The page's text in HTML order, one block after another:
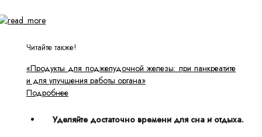
Читайте также!
«Продукты для поджелудочной железы: при панкреатите
и для улучшения работы органа»
Подробнее
Уделяйте достаточно времени для сна и отдыха.